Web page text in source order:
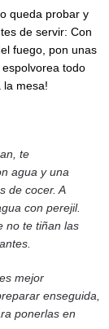
queda probar y
de servir: Con
fuego, pon unas
todo
la mesa!
te
agua y una
de cocer. A
con perejil.
no te tiñan las
mejor
enseguida,
ponerlas en